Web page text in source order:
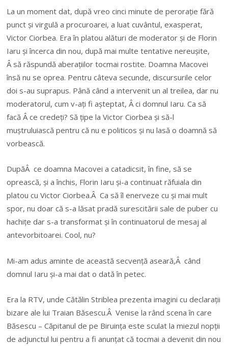
La un moment dat, după vreo cinci minute de perorație fără
punct și virgulă a procuroarei, a luat cuvântul, exasperat,
Victor Ciorbea. Era în platou alături de moderator și de Florin
Iaru și încerca din nou, după mai multe tentative nereușite,
Â să răspundă aberațiilor tocmai rostite. Doamna Macovei
însă nu se oprea. Pentru câteva secunde, discursurile celor
doi s-au suprapus. Până când a intervenit un al treilea, dar nu
moderatorul, cum v-ați fi așteptat, Â ci domnul Iaru. Ca să
facă Â ce credeți? Să țipe la Victor Ciorbea și să-l
muștruluiască pentru că nu e politicos și nu lasă o doamnă să
vorbească.
DupăÂ ce doamna Macovei a catadicsit, în fine, să se
oprească, și a închis, Florin Iaru și-a continuat răfuiala din
platou cu Victor Ciorbea.Â Ca să îl enerveze cu și mai mult
spor, nu doar că s-a lăsat pradă surescitării sale de puber cu
hachițe dar s-a transformat și în continuatorul de mesaj al
antevorbitoarei. Cool, nu?
Mi-am adus aminte de această secvență aseară,Â când
domnul Iaru și-a mai dat o dată în petec.
Era la RTV, unde Cătălin Striblea prezenta imagini cu declarații
bizare ale lui Traian Băsescu.Â Venise la rând scena în care
Băsescu – Căpitanul de pe Biruința este sculat la miezul nopții
de adjunctul lui pentru a fi anunțat că tocmai a devenit din nou